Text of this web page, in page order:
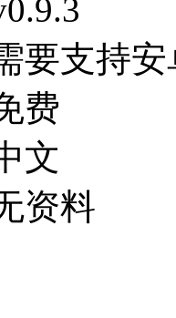
要支持
费
文
资料